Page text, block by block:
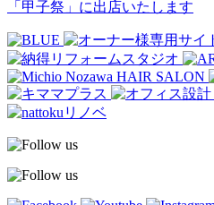
「甲子祭」に出店いたします